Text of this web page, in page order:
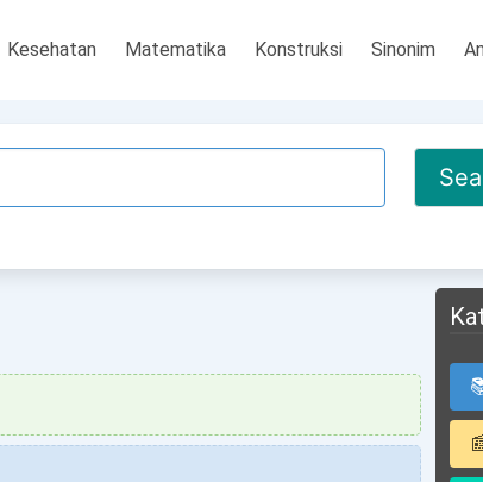
Kesehatan Matematika Konstruksi Sinonim